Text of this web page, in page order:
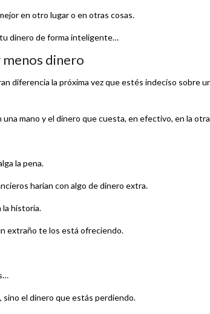
en otro lugar o en otras cosas.
dinero de forma inteligente…
menos dinero
diferencia la próxima vez que estés indeciso sobre
mano y el dinero que cuesta, en efectivo, en la
la pena.
harían con algo de dinero extra.
la historia.
extraño te los está ofreciendo.
sino el dinero que estás perdiendo.